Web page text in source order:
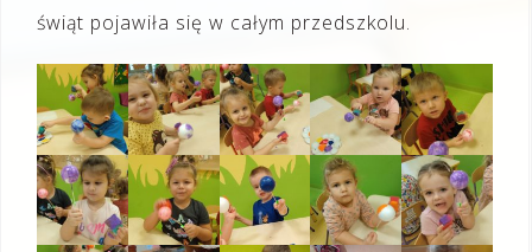
świąt pojawiła się w całym przedszkolu.